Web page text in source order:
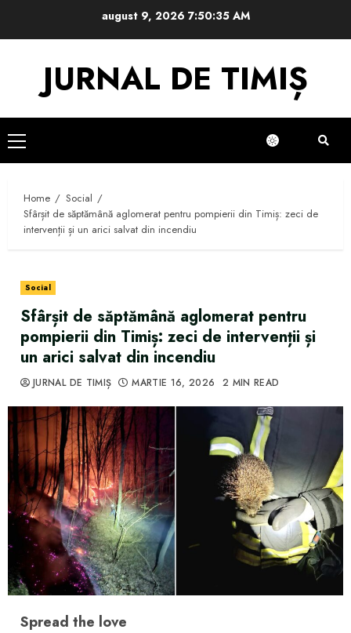
august 9, 2026 7:50:36 AM
JURNAL DE TIMIȘ
Primary
Menu
Home
Social
Sfârșit de săptămână aglomerat pentru pompierii din Timiș: zeci de
intervenții și un arici salvat din incendiu
Social
Sfârșit de săptămână aglomerat pentru
pompierii din Timiș: zeci de intervenții și
un arici salvat din incendiu
JURNAL DE TIMIȘ MARTIE 16, 2026 2 MIN READ
Spread the love